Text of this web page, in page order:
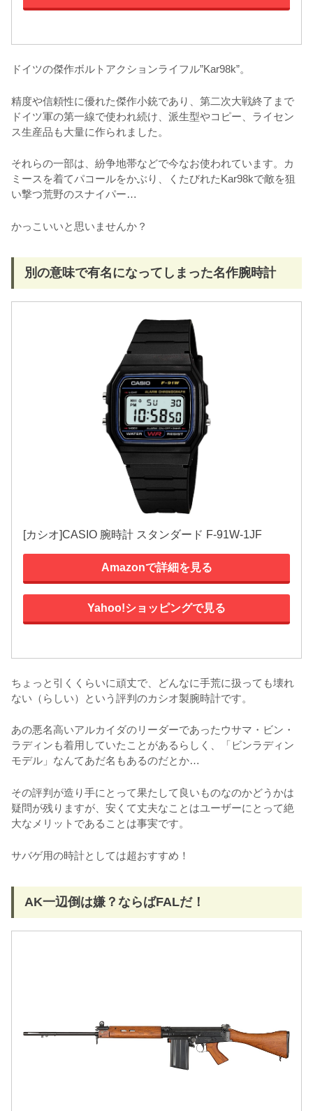
ドイツの傑作ボルトアクションライフル”Kar98k”。
精度や信頼性に優れた傑作小銃であり、第二次大戦終了まで
ドイツ軍の第一線で使われ続け、派生型やコピー、ライセン
ス生産品も大量に作られました。
それらの一部は、紛争地帯などで今なお使われています。カ
ミースを着てパコールをかぶり、くたびれたKar98kで敵を狙
い撃つ荒野のスナイパー…
かっこいいと思いませんか？
別の意味で有名になってしまった名作腕時計
[カシオ]CASIO 腕時計 スタンダード F-91W-1JF
Amazonで詳細を見る
Yahoo!ショッピングで見る
ちょっと引くくらいに頑丈で、どんなに手荒に扱っても壊れ
ない（らしい）という評判のカシオ製腕時計です。
あの悪名高いアルカイダのリーダーであったウサマ・ビン・
ラディンも着用していたことがあるらしく、「ビンラディン
モデル」なんてあだ名もあるのだとか…
その評判が造り手にとって果たして良いものなのかどうかは
疑問が残りますが、安くて丈夫なことはユーザーにとって絶
大なメリットであることは事実です。
サバゲ用の時計としては超おすすめ！
AK一辺倒は嫌？ならばFALだ！